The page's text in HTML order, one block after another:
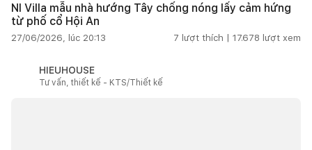
NI Villa mẫu nhà hướng Tây chống nóng lấy cảm hứng
từ phố cổ Hội An
27/06/2026, lúc 20:13 7 lượt thích | 17.678 lượt xem
HIEUHOUSE
Tư vấn, thiết kế - KTS/Thiết kế